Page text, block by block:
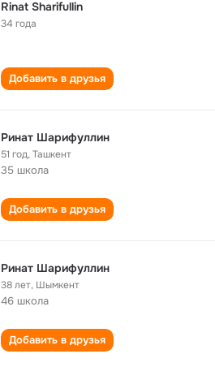
Rinat Sharifullin
34 года
Добавить в друзья
Ринат Шарифуллин
51 год,Ташкент
35 школа
Добавить в друзья
Ринат Шарифуллин
38 лет, Шымкент
46 школа
Добавить в друзья